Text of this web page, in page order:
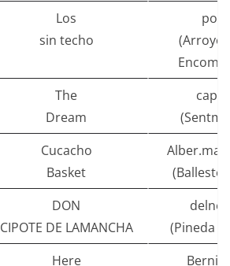
Los
sin techo
(Arroyo
The
Dream
Cucacho
Basket
DON
CIPOTE DE LAMANCHA
(Pineda
Here